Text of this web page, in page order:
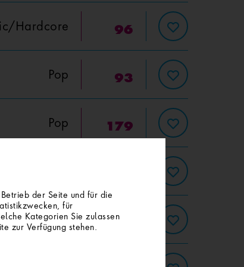
Hardcore 96
Pop 93
Pop 179
Pop-Rock 50
der Seite und für die
für
Kategorien Sie zulassen
zur Verfügung stehen.